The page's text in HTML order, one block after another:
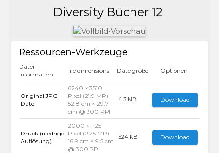
Diversity Bücher 12
Ressourcen-Werkzeuge
Datei-
Information
File dimensions Dateigröße Optionen
Original JPG
Datei
6240 × 3510
Pixel (21.9 MP)
52.8 cm × 29.7
cm @ 300 PPI
4.3 MB Download
Druck (niedrige
Auflösung)
2000 × 1125
Pixel (2.25 MP)
16.9 cm × 9.5 cm
@ 300 PPI
524 KB Download